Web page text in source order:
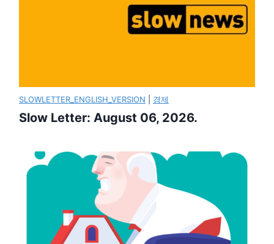
SLOWLETTER_ENGLISH_VERSION 경제
Slow Letter: August 06, 2026.